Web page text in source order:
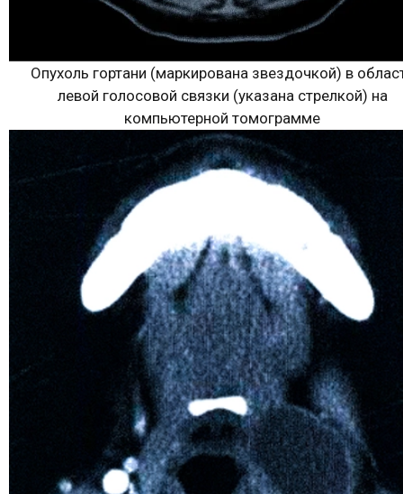
Опухоль гортани (маркирована звездочкой) в
левой голосовой связки (указана стрелкой) на
компьютерной томограмме